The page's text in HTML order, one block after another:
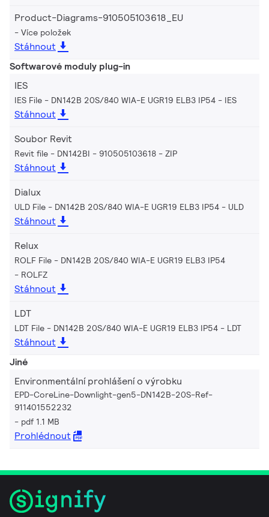
Product-Diagrams-910505103618_EU
Více položek
Stáhnout
Softwarové moduly plug-in
IES
IES File - DN142B 20S/840 WIA-E UGR19 ELB3 IP54 IES
Stáhnout
Soubor Revit
Revit file - DN142BI - 910505103618 ZIP
Stáhnout
Dialux
ULD File - DN142B 20S/840 WIA-E UGR19 ELB3 IP54 ULD
Stáhnout
Relux
ROLF File - DN142B 20S/840 WIA-E UGR19 ELB3 IP54
ROLFZ
Stáhnout
LDT
LDT File - DN142B 20S/840 WIA-E UGR19 ELB3 IP54 LDT
Stáhnout
Jiné
Environmentální prohlášení o výrobku
EPD-CoreLine-Downlight-gen5-DN142B-20S-Ref-
911401552232
pdf 1.1 MB
Prohlédnout